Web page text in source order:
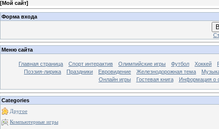
[Мой сайт]
Форма входа
Меню сайта
Главная страница Спорт интерактив Олимпийские игры Футбол Хоккей
Поэзия-лирика
Праздники Евровидение Железнодорожная тема
Онлайн игры
Гостевая книга Информация о
Categories
Другое
Компьютерные игры